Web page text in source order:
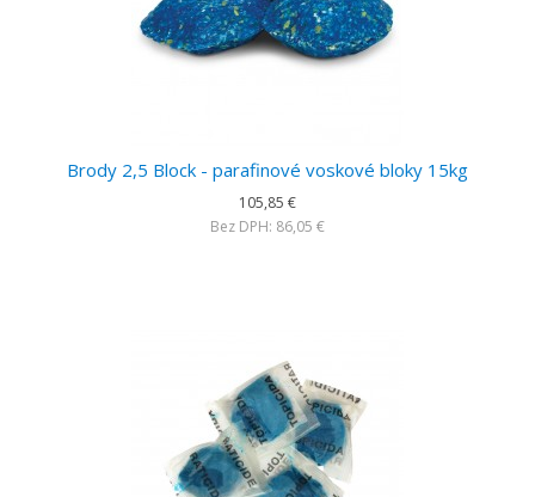
Brody 2,5 Block - parafinové voskové bloky 15kg
105,85 €
Bez DPH: 86,05 €